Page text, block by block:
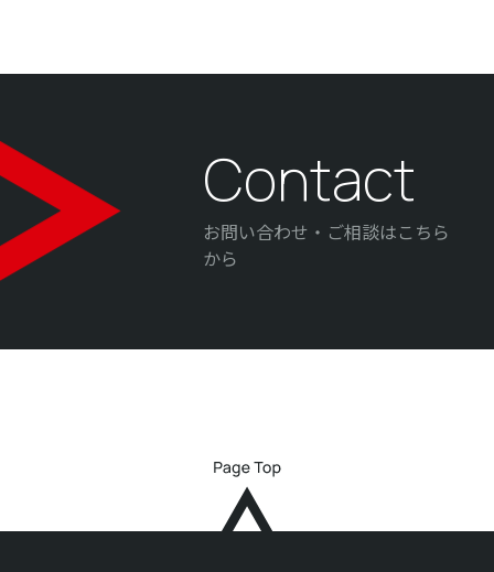
Contact
お問い合わせ・ご相談はこちら
から